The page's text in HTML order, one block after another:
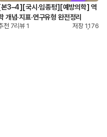
[본3–4][국시·임종평][예방의학] 역
개념·지표·연구유형 완전정리
천 7리뷰 1 저장 1,176